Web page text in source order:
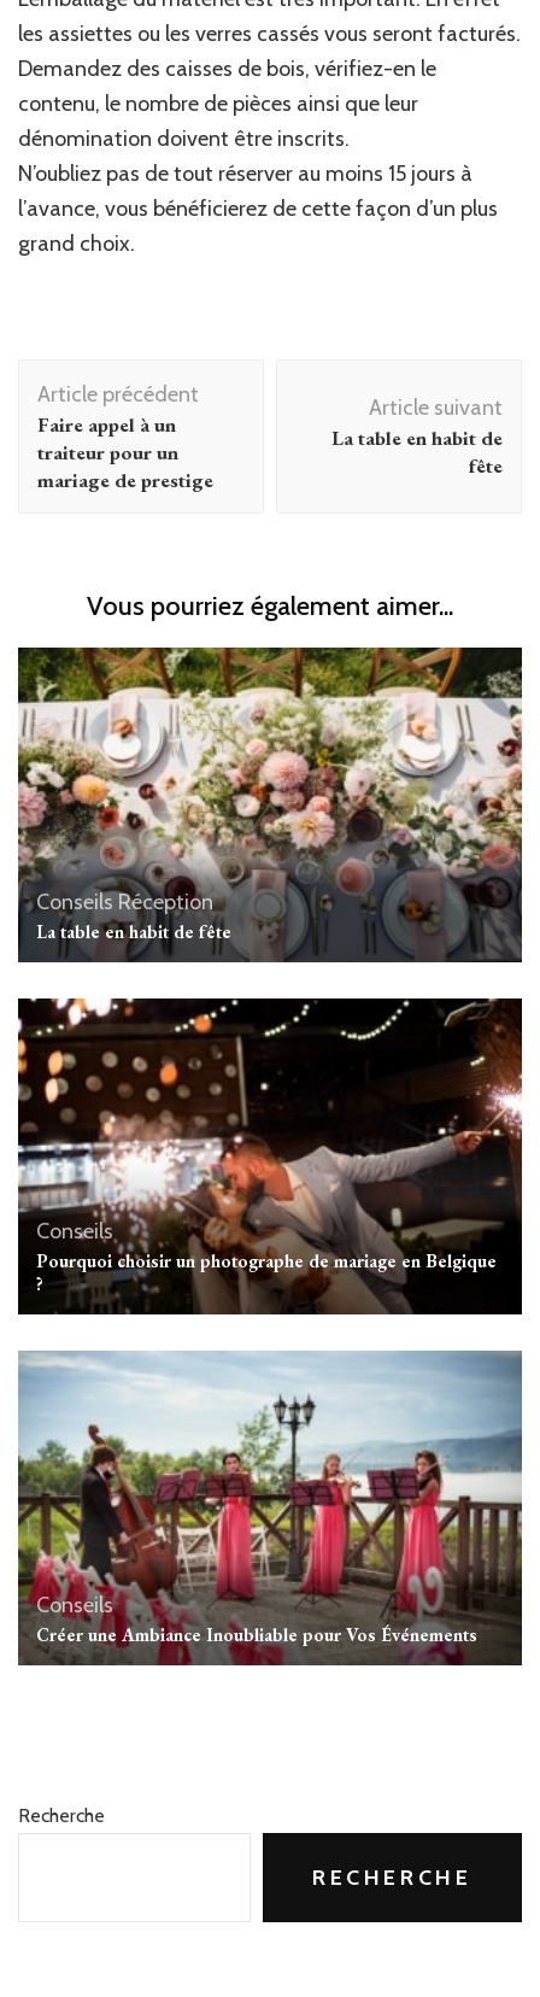
les assiettes ou les verres cassés vous seront facturés.
Demandez des caisses de bois, vérifiez-en le
contenu, le nombre de pièces ainsi que leur
dénomination doivent être inscrits.
N’oubliez pas de tout réserver au moins 15 jours à
l’avance, vous bénéficierez de cette façon d’un plus
grand choix.
Navigation
d'article
Article précédent
Faire appel à un
traiteur pour un
mariage de prestige
Article suivant
La table en habit de
fête
Vous pourriez également aimer...
Conseils Réception
La table en habit de fête
Conseils
Pourquoi choisir un photographe de mariage en Belgique
?
Conseils
Créer une Ambiance Inoubliable pour Vos Événements
Recherche
RECHERCHE